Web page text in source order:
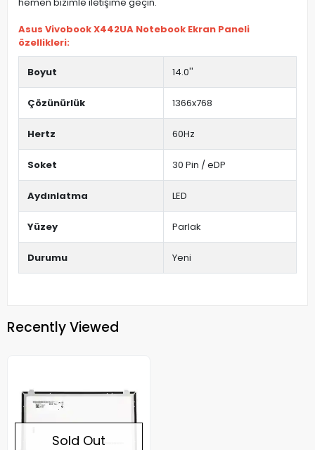
Asus Vivobook X442UA Notebook Ekran Paneli
özellikleri:
Boyut 14.0''
Çözünürlük 1366x768
Hertz 60Hz
Soket 30 Pin / eDP
Aydınlatma LED
Yüzey Parlak
Durumu Yeni
Recently Viewed
Sold Out